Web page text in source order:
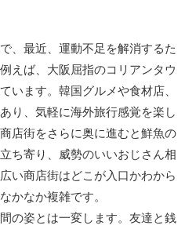
、最近、運動不足を解消するた
えば、大阪屈指のコリアンタウ
います。韓国グルメや食材店、
り、気軽に海外旅行感覚を楽し
店街をさらに奥に進むと鮮魚の
ち寄り、威勢のいいおじさん相
い商店街はどこが入口かわから
かなか複雑です。
の姿とは一変します。友達と銭